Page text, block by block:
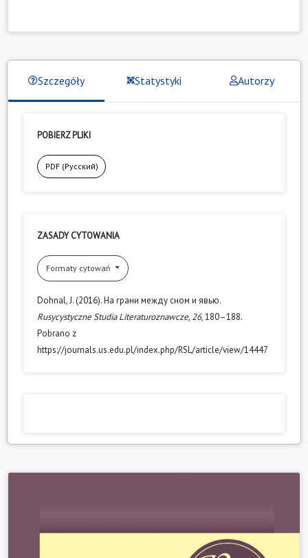
Szczegóły Statystyki Autorzy
POBIERZ PLIKI
PDF (Русский)
ZASADY CYTOWANIA
Formaty cytowań
Dohnal, J. (2016). На грани между сном и явью.
Rusycystyczne Studia Literaturoznawcze, 26, 180–188.
Pobrano z
https://journals.us.edu.pl/index.php/RSL/article/view/14447